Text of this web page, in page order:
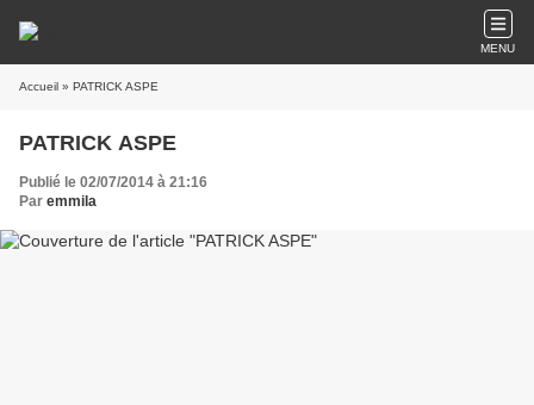
MENU
Accueil » PATRICK ASPE
PATRICK ASPE
Publié le 02/07/2014 à 21:16
Par emmila